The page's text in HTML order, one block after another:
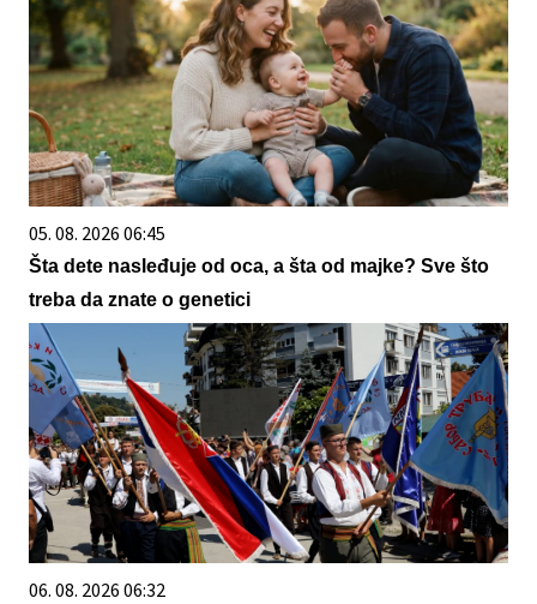
05. 08. 2026 06:45
Šta dete nasleđuje od oca, a šta od majke? Sve što
treba da znate o genetici
06. 08. 2026 06:32